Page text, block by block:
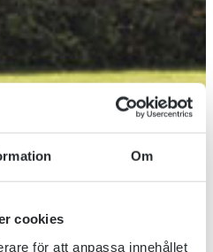
Om
cookies
för att anpassa innehållet